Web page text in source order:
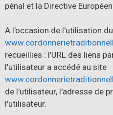
pénal et la Directive
A l'occasion de l'utilisation
recueillies : l'URL des liens
l'utilisateur a accédé au site
de l'utilisateur, l'adresse de
l'utilisateur.